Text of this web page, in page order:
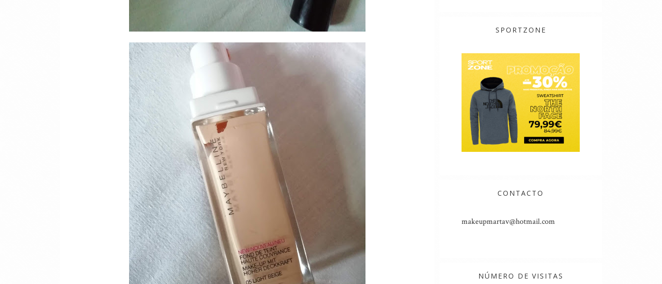
SPORTZONE
CONTACTO
makeupmartav@hotmail.com
NÚMERO DE VISITAS